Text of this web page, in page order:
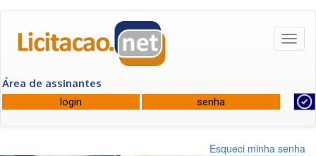
Área de assinantes
Esqueci minha senha